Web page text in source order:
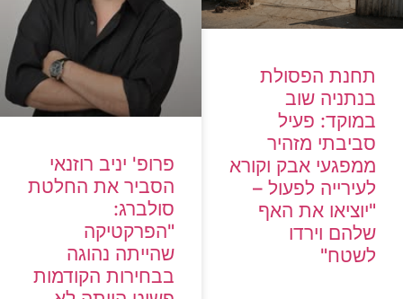
הפסולת
שוב
פעיל
מזהיר
אבק וקורא
לפעול –
את האף
וירדו
פרופ' יניב רוזנאי
הסביר את החלטת
סולברג:
"הפרקטיקה
שהייתה נהוגה
בבחירות הקודמות